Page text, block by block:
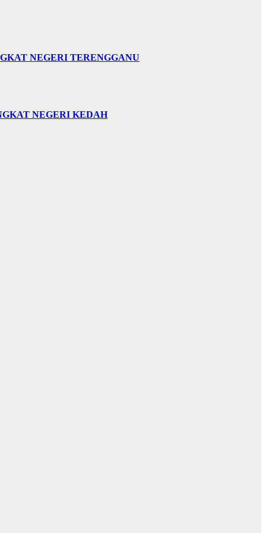
NEGERI TERENGGANU
NEGERI KEDAH